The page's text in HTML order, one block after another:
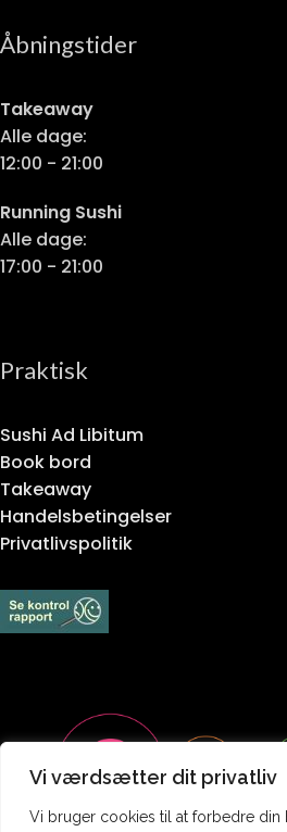
Vi værdsætter dit privatliv
Vi bruger cookies til at forbedre din
Åbningstider
Takeaway
Alle dage:
12:00 - 21:00
Running Sushi
Alle dage:
17:00 - 21:00
Praktisk
Sushi Ad Libitum
Book bord
Takeaway
Handelsbetingelser
Privatlivspolitik